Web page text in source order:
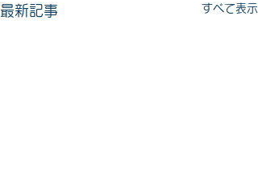
最新記事 すべて表示